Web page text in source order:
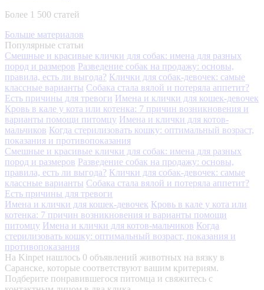
Более 1 500 статей
Больше материалов
Популярные статьи
Смешные и красивые клички для собак: имена для разных
пород и размеров Разведение собак на продажу: основы,
правила, есть ли выгода? Клички для собак-девочек: самые
классные варианты Собака стала вялой и потеряла аппетит?
Есть причины для тревоги Имена и клички для кошек-девочек
Кровь в кале у кота или котенка: 7 причин возникновения и
варианты помощи питомцу Имена и клички для котов-
мальчиков Когда стерилизовать кошку: оптимальный возраст,
показания и противопоказания
Смешные и красивые клички для собак: имена для разных
пород и размеров Разведение собак на продажу: основы,
правила, есть ли выгода? Клички для собак-девочек: самые
классные варианты Собака стала вялой и потеряла аппетит?
Есть причины для тревоги
Имена и клички для кошек-девочек Кровь в кале у кота или
котенка: 7 причин возникновения и варианты помощи
питомцу Имена и клички для котов-мальчиков Когда
стерилизовать кошку: оптимальный возраст, показания и
противопоказания
На Kinpet нашлось 0 объявлений животных на вязку в
Саранске, которые соответствуют вашим критериям.
Подберите понравившегося питомца и свяжитесь с